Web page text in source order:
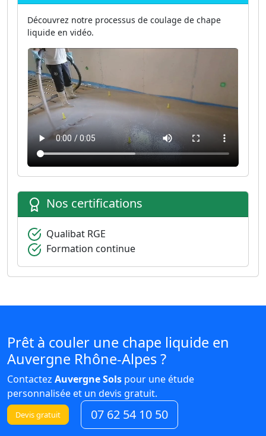
Découvrez notre processus de coulage de chape
liquide en vidéo.
Nos certifications
Qualibat RGE
Formation continue
Prêt à couler une chape liquide en
Auvergne Rhône-Alpes ?
Contactez Auvergne Sols pour une étude
personnalisée et un devis gratuit.
Devis gratuit 07 62 54 10 50